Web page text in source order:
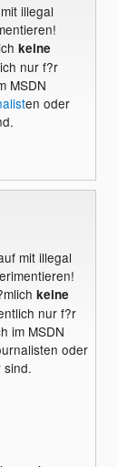
illegal
keine
nur f?r
MSDN
en oder
mit illegal
keine
nur f?r
im MSDN
oder
sind.